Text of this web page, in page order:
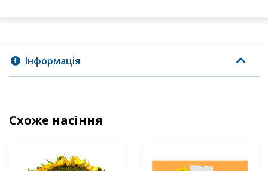
Інформація
Схоже насіння